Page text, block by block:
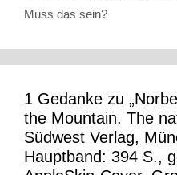
Muss das sein?
1 Gedanke zu
the Mountain. The
Südwest Verlag,
Hauptband: 394 S.,